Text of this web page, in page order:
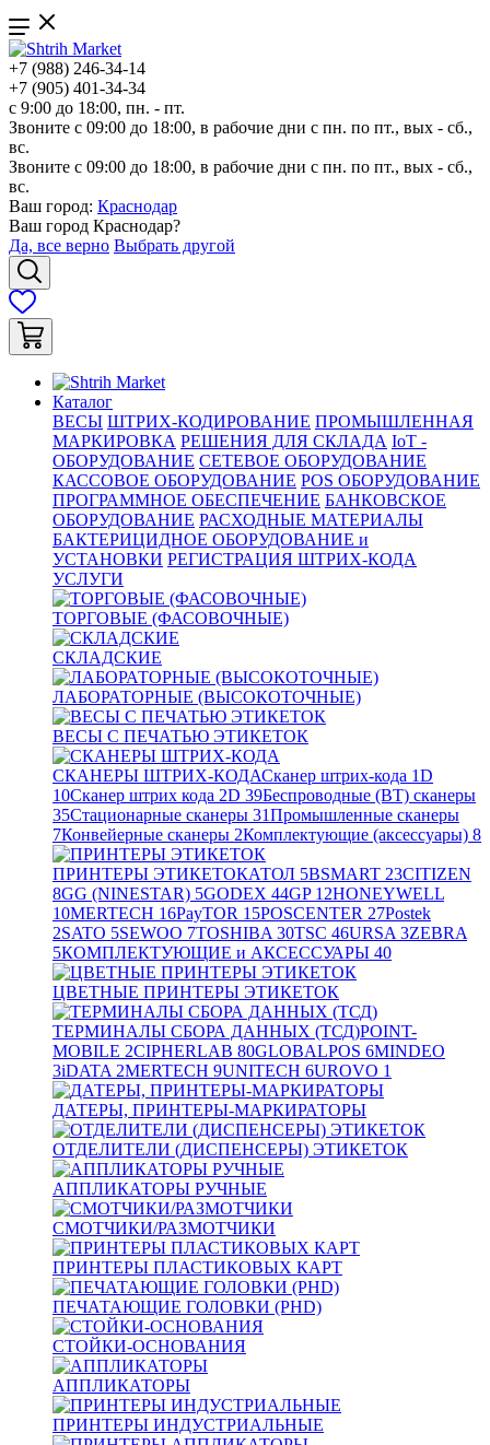
+7 (988) 246-34-14
+7 (905) 401-34-34
с 9:00 до 18:00, пн. - пт.
Звоните с 09:00 до 18:00, в рабочие дни с пн. по пт., вых - сб.,
вс.
Звоните с 09:00 до 18:00, в рабочие дни с пн. по пт., вых - сб.,
вс.
Ваш город: Краснодар
Ваш город Краснодар?
Да, все верно Выбрать другой
Каталог
ВЕСЫ ШТРИХ-КОДИРОВАНИЕ ПРОМЫШЛЕННАЯ
МАРКИРОВКА РЕШЕНИЯ ДЛЯ СКЛАДА IoT -
ОБОРУДОВАНИЕ СЕТЕВОЕ ОБОРУДОВАНИЕ
КАССОВОЕ ОБОРУДОВАНИЕ POS ОБОРУДОВАНИЕ
ПРОГРАММНОЕ ОБЕСПЕЧЕНИЕ БАНКОВСКОЕ
ОБОРУДОВАНИЕ РАСХОДНЫЕ МАТЕРИАЛЫ
БАКТЕРИЦИДНОЕ ОБОРУДОВАНИЕ и
УСТАНОВКИ РЕГИСТРАЦИЯ ШТРИХ-КОДА
УСЛУГИ
ТОРГОВЫЕ (ФАСОВОЧНЫЕ)
СКЛАДСКИЕ
ЛАБОРАТОРНЫЕ (ВЫСОКОТОЧНЫЕ)
ВЕСЫ С ПЕЧАТЬЮ ЭТИКЕТОК
СКАНЕРЫ ШТРИХ-КОДАСканер штрих-кода 1D
10Сканер штрих кода 2D 39Беспроводные (BT) сканеры
35Стационарные сканеры 31Промышленные сканеры
7Конвейерные сканеры 2Комплектующие (аксессуары) 8
ПРИНТЕРЫ ЭТИКЕТОКАТОЛ 5BSMART 23CITIZEN
8GG (NINESTAR) 5GODEX 44GP12HONEYWELL
10MERTECH 16PayTOR 15POSCENTER 27Postek
2SATO 5SEWOO 7TOSHIBA 30TSC 46URSA 3ZEBRA
5КОМПЛЕКТУЮЩИЕ и АКСЕССУАРЫ 40
ЦВЕТНЫЕ ПРИНТЕРЫ ЭТИКЕТОК
ТЕРМИНАЛЫ СБОРА ДАННЫХ (ТСД)POINT-
MOBILE 2CIPHERLAB 80GLOBALPOS 6MINDEO
3iDATA 2MERTECH 9UNITECH 6UROVO 1
ДАТЕРЫ, ПРИНТЕРЫ-МАРКИРАТОРЫ
ОТДЕЛИТЕЛИ (ДИСПЕНСЕРЫ) ЭТИКЕТОК
АППЛИКАТОРЫ РУЧНЫЕ
СМОТЧИКИ/РАЗМОТЧИКИ
ПРИНТЕРЫ ПЛАСТИКОВЫХ КАРТ
ПЕЧАТАЮЩИЕ ГОЛОВКИ (PHD)
СТОЙКИ-ОСНОВАНИЯ
АППЛИКАТОРЫ
ПРИНТЕРЫ ИНДУСТРИАЛЬНЫЕ